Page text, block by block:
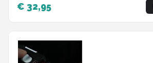
€ 32,95